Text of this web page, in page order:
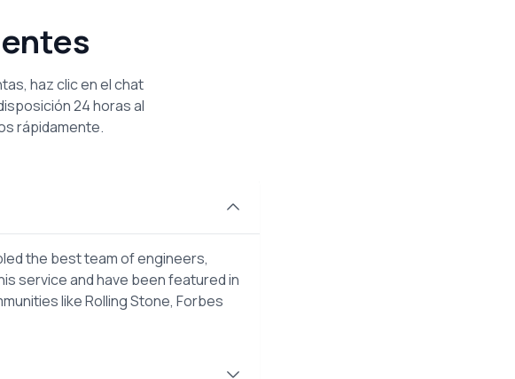
haz clic en el chat
24 horas al
rápidamente.
the best team of engineers,
service and have been featured in
like Rolling Stone, Forbes